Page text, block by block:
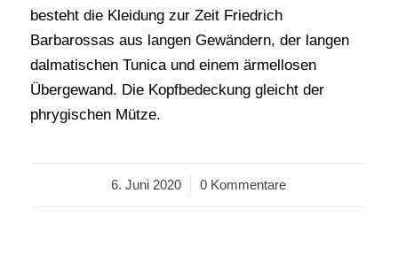
besteht die Kleidung zur Zeit Friedrich
Barbarossas aus langen Gewändern, der langen
dalmatischen Tunica und einem ärmellosen
Übergewand. Die Kopfbedeckung gleicht der
phrygischen Mütze.
6. Juni 2020
/ 0 Kommentare